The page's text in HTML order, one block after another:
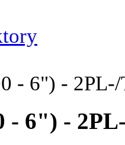
- 6") -
- 6") -